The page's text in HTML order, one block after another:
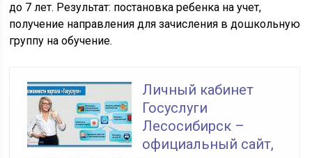
до 7 лет. Результат: постановка ребенка на учет,
получение направления для зачисления в дошкольную
группу на обучение.
Личный кабинет
Госуслуги
Лесосибирск –
официальный сайт,